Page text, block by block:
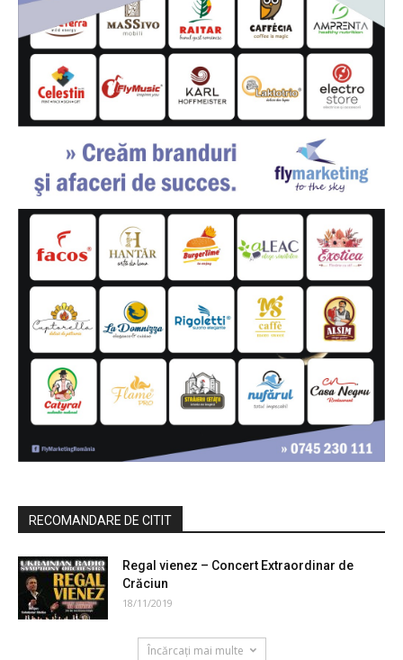
RECOMANDARE DE CITIT
Regal vienez – Concert Extraordinar de
Crăciun
18/11/2019
Încărcați mai multe